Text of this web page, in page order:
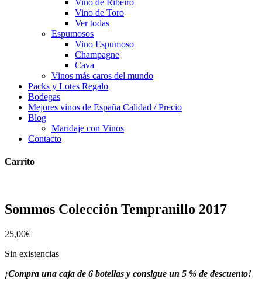
Vino de Ribeiro
Vino de Toro
Ver todas
Espumosos
Vino Espumoso
Champagne
Cava
Vinos más caros del mundo
Packs y Lotes Regalo
Bodegas
Mejores vinos de España Calidad / Precio
Blog
Maridaje con Vinos
Contacto
Carrito
Sommos Colección Tempranillo 2017
25,00€
Sin existencias
¡Compra una caja de 6 botellas y consigue un 5 % de descuento!